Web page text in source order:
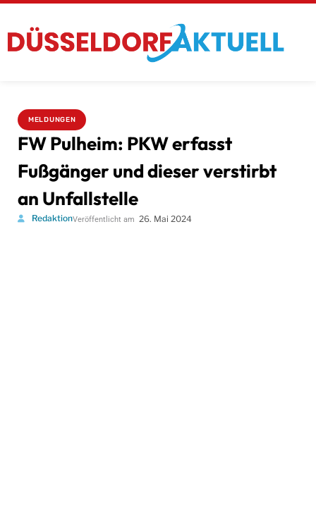
MELDUNGEN
FW Pulheim: PKW erfasst
Fußgänger und dieser verstirbt
an Unfallstelle
RedaktionVeröffentlicht am 26. Mai 2024